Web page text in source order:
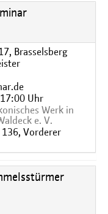
Brasselsberg
Uhr
Werk in
e. V.
136, Vorderer